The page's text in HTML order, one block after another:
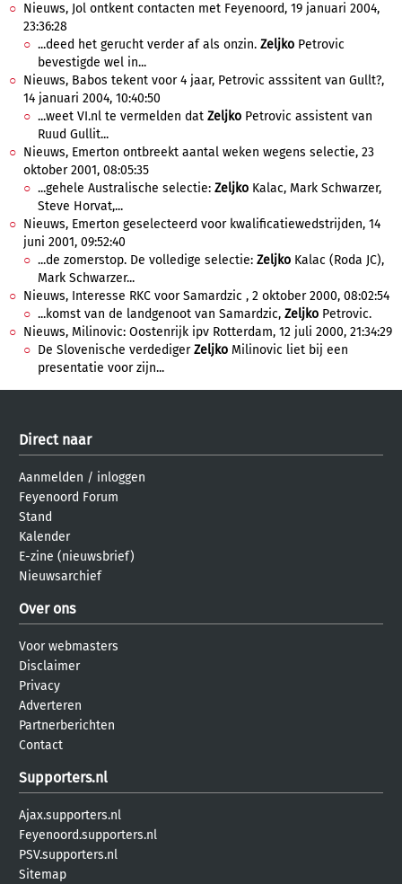
Nieuws, Jol ontkent contacten met Feyenoord, 19 januari 2004,
23:36:28
...deed het gerucht verder af als onzin. Zeljko Petrovic
bevestigde wel in...
Nieuws, Babos tekent voor 4 jaar, Petrovic asssitent van Gullt?,
14 januari 2004, 10:40:50
...weet VI.nl te vermelden dat Zeljko Petrovic assistent van
Ruud Gullit...
Nieuws, Emerton ontbreekt aantal weken wegens selectie, 23
oktober 2001, 08:05:35
...gehele Australische selectie: Zeljko Kalac, Mark Schwarzer,
Steve Horvat,...
Nieuws, Emerton geselecteerd voor kwalificatiewedstrijden, 14
juni 2001, 09:52:40
...de zomerstop. De volledige selectie: Zeljko Kalac (Roda JC),
Mark Schwarzer...
Nieuws, Interesse RKC voor Samardzic , 2 oktober 2000, 08:02:54
...komst van de landgenoot van Samardzic, Zeljko Petrovic.
Nieuws, Milinovic: Oostenrijk ipv Rotterdam, 12 juli 2000, 21:34:29
De Slovenische verdedigerZeljko Milinovic liet bij een
presentatie voor zijn...
Direct naar
Aanmelden / inloggen
Feyenoord Forum
Stand
Kalender
E-zine (nieuwsbrief)
Nieuwsarchief
Over ons
Voor webmasters
Disclaimer
Privacy
Adverteren
Partnerberichten
Contact
Supporters.nl
Ajax.supporters.nl
Feyenoord.supporters.nl
PSV.supporters.nl
Sitemap